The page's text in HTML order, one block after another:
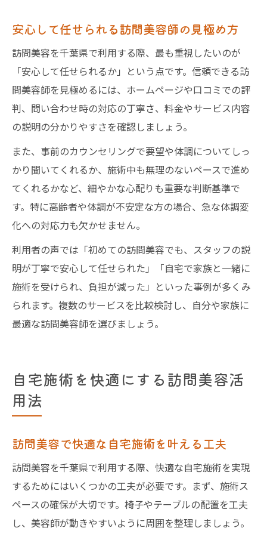
安心して任せられる訪問美容師の見極め方
訪問美容を千葉県で利用する際、最も重視したいのが
「安心して任せられるか」という点です。信頼できる訪
問美容師を見極めるには、ホームページや口コミでの評
判、問い合わせ時の対応の丁寧さ、料金やサービス内容
の説明の分かりやすさを確認しましょう。
また、事前のカウンセリングで要望や体調についてしっ
かり聞いてくれるか、施術中も無理のないペースで進め
てくれるかなど、細やかな心配りも重要な判断基準で
す。特に高齢者や体調が不安定な方の場合、急な体調変
化への対応力も欠かせません。
利用者の声では「初めての訪問美容でも、スタッフの説
明が丁寧で安心して任せられた」「自宅で家族と一緒に
施術を受けられ、負担が減った」といった事例が多くみ
られます。複数のサービスを比較検討し、自分や家族に
最適な訪問美容師を選びましょう。
自宅施術を快適にする訪問美容活
用法
訪問美容で快適な自宅施術を叶える工夫
訪問美容を千葉県で利用する際、快適な自宅施術を実現
するためにはいくつかの工夫が必要です。まず、施術ス
ペースの確保が大切です。椅子やテーブルの配置を工夫
し、美容師が動きやすいように周囲を整理しましょう。